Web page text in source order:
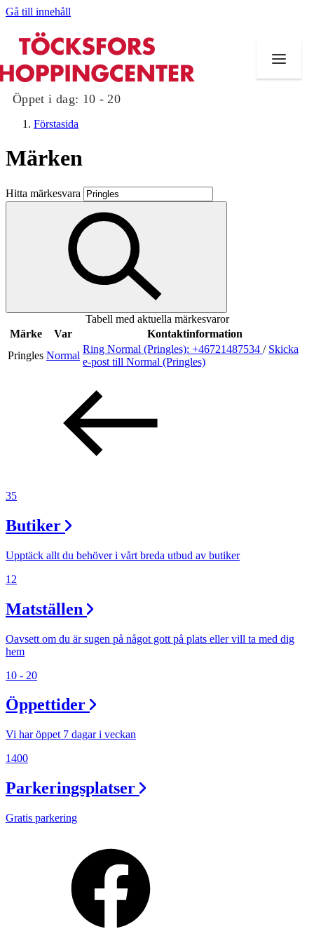
Gå till innehåll
Öppet i dag: 10 - 20
Butiker
Mat och dryck
Evenemang
Erbjudanden
Inspiration
Magasin
Presentkort
Förstasida
Märken
Hitta märkesvara
Tabell med aktuella märkesvaror
Märke
Var
Kontaktinformation
Pringles Normal
Ring Normal (Pringles): +46721487534 / Skicka
e-post till Normal (Pringles)
35
Butiker
Upptäck allt du behöver i vårt breda utbud av butiker
12
Matställen
Oavsett om du är sugen på något gott på plats eller vill ta med dig
hem
10 - 20
Öppettider
Vi har öppet 7 dagar i veckan
1400
Parkeringsplatser
Gratis parkering